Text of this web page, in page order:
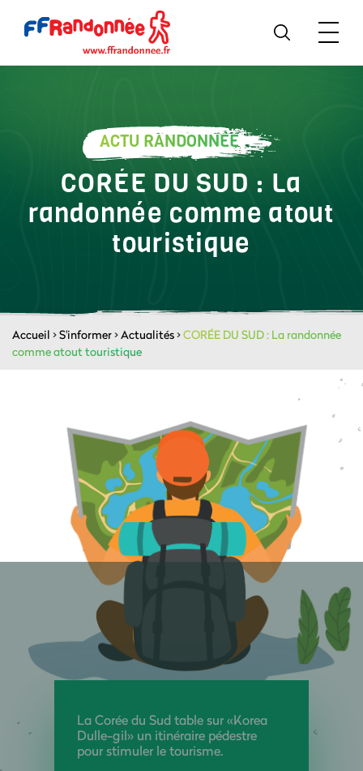
ACTU RANDONNÉE
CORÉE DU SUD : La
randonnée comme atout
touristique
Accueil >S'informer>Actualités>CORÉE DU SUD : La randonnée
comme atout touristique
La Corée du Sud table sur «Korea
Dulle-gil» un itinéraire pédestre
pour stimuler le tourisme.